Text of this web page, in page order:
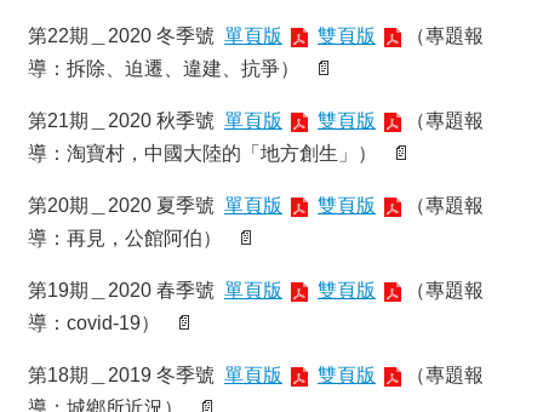
學
圖
館
建
與
城
鄉
座
資
臺
第22期＿2020 冬季號 單頁版 雙頁版
（專題報
導：拆除、迫遷、違建、抗爭） 📄
第21期＿2020 秋季號 單頁版 雙頁版
（專題報
導：淘寶村，中國大陸的「地方創生」） 📄
第20期＿2020 夏季號 單頁版 雙頁版
（專題報
導：再見，公館阿伯） 📄
第19期＿2020 春季號 單頁版 雙頁版
（專題報
導：covid-19） 📄
第18期＿2019 冬季號 單頁版 雙頁版
（專題報
導：城鄉所近況） 📄